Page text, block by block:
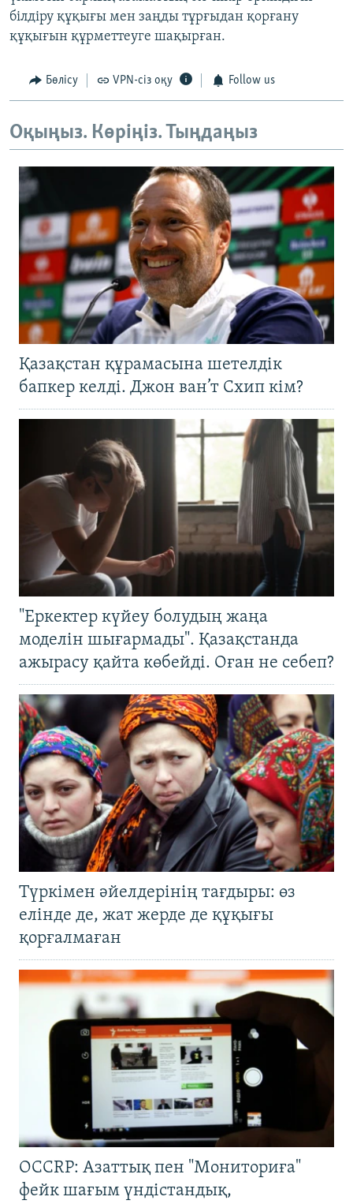
білдіру құқығы мен заңды тұрғыдан қорғану
құқығын құрметтеуге шақырған.
Бөлісу VPN-сіз оқу Follow us
Оқыңыз. Көріңіз. Тыңдаңыз
Қазақстан құрамасына шетелдік
бапкер келді. Джон ван’т Схип кім?
"Еркектер күйеу болудың жаңа
моделін шығармады". Қазақстанда
ажырасу қайта көбейді. Оған не себеп?
Түркімен әйелдерінің тағдыры: өз
елінде де, жат жерде де құқығы
қорғалмаған
OCCRP: Азаттық пен "Мониториға"
фейк шағым үндістандық,